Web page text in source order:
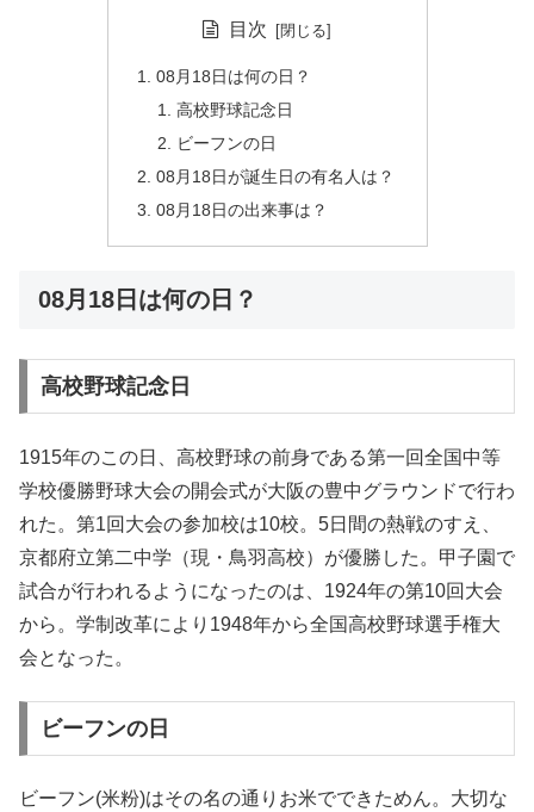
目次
08月18日は何の日？
高校野球記念日
ビーフンの日
08月18日が誕生日の有名人は？
08月18日の出来事は？
08月18日は何の日？
高校野球記念日
1915年のこの日、高校野球の前身である第一回全国中等
学校優勝野球大会の開会式が大阪の豊中グラウンドで行わ
れた。第1回大会の参加校は10校。5日間の熱戦のすえ、
京都府立第二中学（現・鳥羽高校）が優勝した。甲子園で
試合が行われるようになったのは、1924年の第10回大会
から。学制改革により1948年から全国高校野球選手権大
会となった。
ビーフンの日
ビーフン(米粉)はその名の通りお米でできためん。大切な